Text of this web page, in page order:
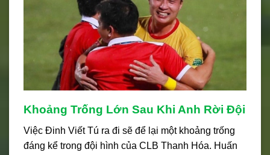
Khoảng Trống Lớn Sau Khi Anh Rời Đội
Việc Đinh Viết Tú ra đi sẽ để lại một khoảng trống
đáng kể trong đội hình của CLB Thanh Hóa. Huấn